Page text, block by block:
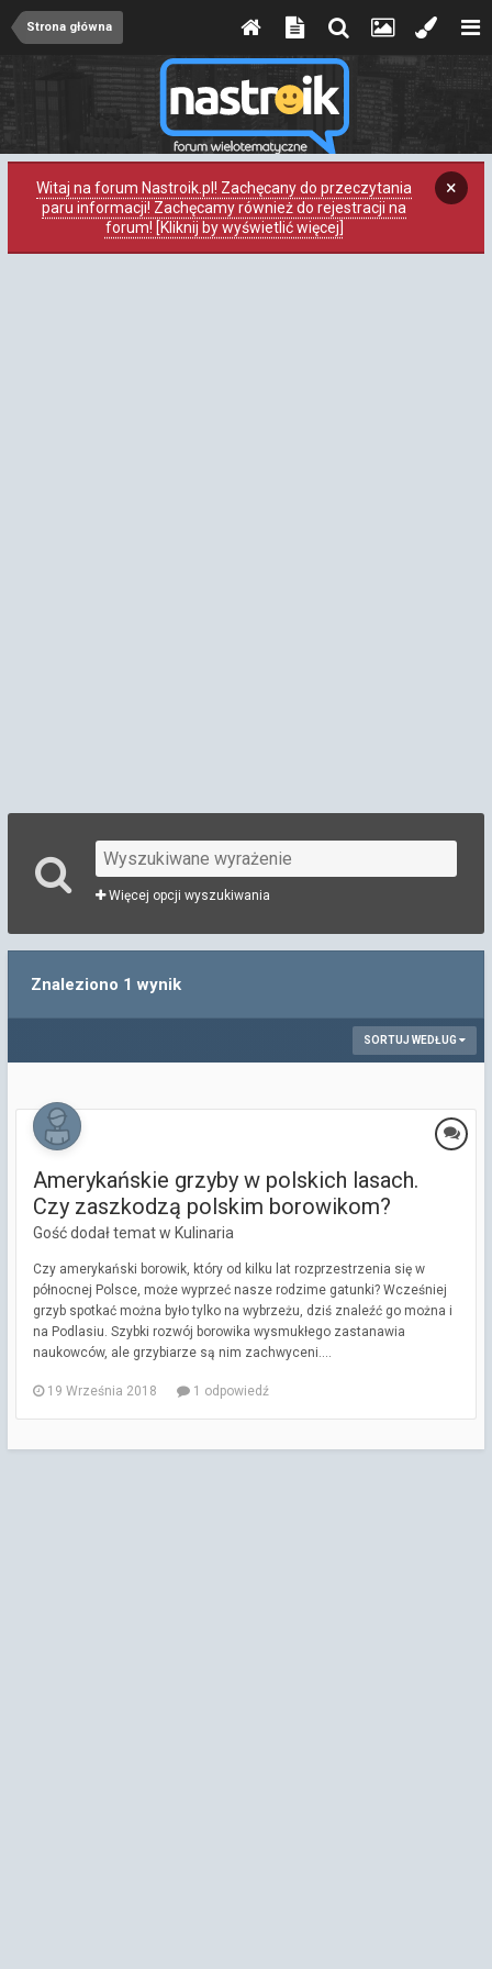
Strona główna
Witaj na forum Nastroik.pl! Zachęcany do przeczytania
paru informacji! Zachęcamy również do rejestracji na
forum! [Kliknij by wyświetlić więcej]
×
Więcej opcji wyszukiwania
Znaleziono 1 wynik
SORTUJ WEDŁUG
Amerykańskie grzyby w polskich lasach.
Czy zaszkodzą polskim borowikom?
Gość dodał temat w Kulinaria
Czy amerykański borowik, który od kilku lat rozprzestrzenia się w
północnej Polsce, może wyprzeć nasze rodzime gatunki? Wcześniej
grzyb spotkać można było tylko na wybrzeżu, dziś znaleźć go można i
na Podlasiu. Szybki rozwój borowika wysmukłego zastanawia
naukowców, ale grzybiarze są nim zachwyceni....
19 Września 2018 1 odpowiedź